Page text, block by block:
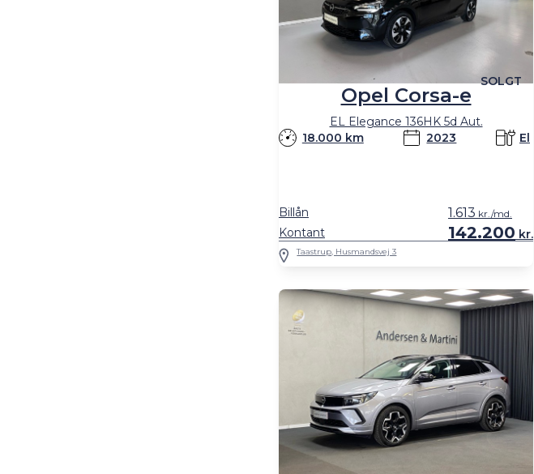
SOLGT
Opel Corsa-e
EL Elegance 136HK 5d Aut.
18.000 km
2023 El
Kontant 142.200 kr.
Billån 1.613 kr./md.
Taastrup, Husmandsvej 3